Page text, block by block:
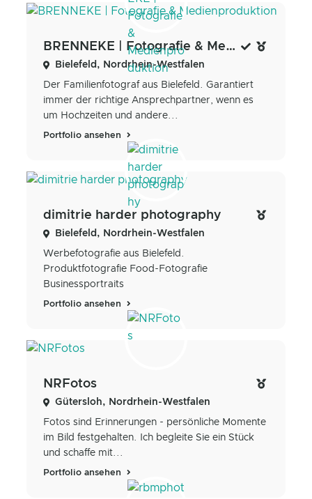
BRENNEKE | Fotografie & Medienproduktion
Bielefeld, Nordrhein-Westfalen
Der Familienfotograf aus Bielefeld. Garantiert
immer der richtige Ansprechpartner, wenn es
um Hochzeiten und andere...
Portfolio ansehen
dimitrie harder photography
Bielefeld, Nordrhein-Westfalen
Werbefotografie aus Bielefeld.
Produktfotografie Food-Fotografie
Businessportraits
Portfolio ansehen
NRFotos
Gütersloh, Nordrhein-Westfalen
Fotos sind Erinnerungen - persönliche Momente
im Bild festgehalten. Ich begleite Sie ein Stück
und schaffe mit...
Portfolio ansehen